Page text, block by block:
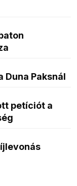
Paksnál
petíciót a